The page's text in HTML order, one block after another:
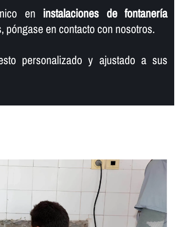
en instalaciones de fontanerí­a
póngase en contacto con nosotros.
personalizado y ajustado a sus